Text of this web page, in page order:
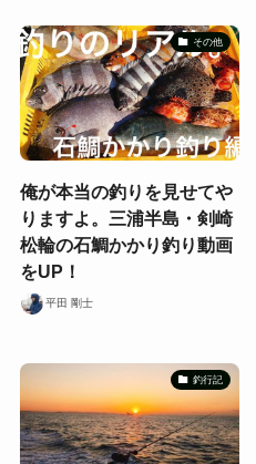
その他
俺が本当の釣りを見せてや
りますよ。三浦半島・剣崎
松輪の石鯛かかり釣り動画
をUP！
平田 剛士
釣行記